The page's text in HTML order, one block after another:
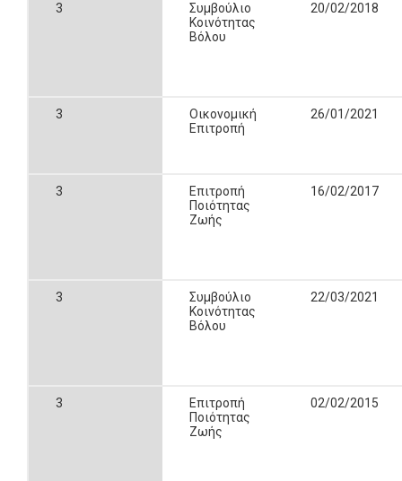
3
Συμβούλιο
Κοινότητας
Βόλου
20/02/2018
3
Οικονομική
Επιτροπή
26/01/2021
3
Επιτροπή
Ποιότητας
Ζωής
16/02/2017
3
Συμβούλιο
Κοινότητας
Βόλου
22/03/2021
3
Επιτροπή
Ποιότητας
Ζωής
02/02/2015